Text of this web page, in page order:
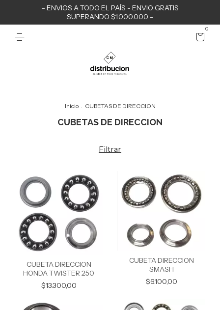
- ENVIOS A TODO EL PAÍS - ENVIO GRATIS
SUPERANDO $1.000.000 -
0
Inicio . CUBETAS DE DIRECCION
CUBETAS DE DIRECCION
Filtrar
CUBETA DIRECCION
HONDA TWISTER 250
$13.300,00
CUBETA DIRECCION
SMASH
$6.100,00